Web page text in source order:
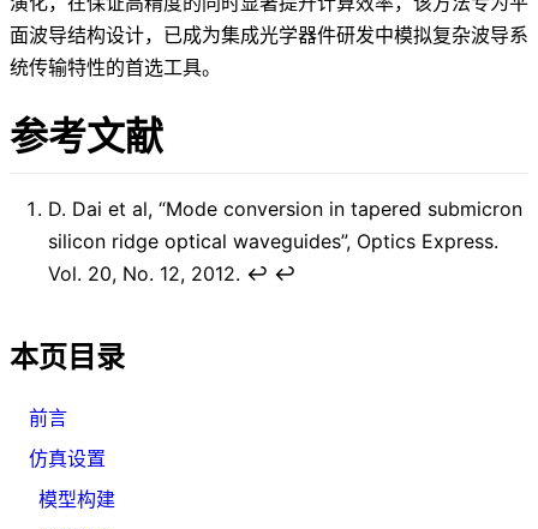
面波导结构设计，已成为集成光学器件研发中模拟复杂波导系
统传输特性的首选工具。
参考文献
D. Dai et al, “Mode conversion in tapered submicron
silicon ridge optical waveguides”, Optics Express.
Vol. 20, No. 12, 2012. ↩︎ ↩︎
本页目录
前言
仿真设置
模型构建